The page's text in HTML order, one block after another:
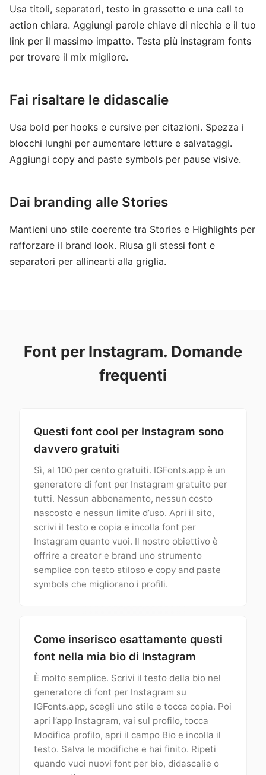
Usa titoli, separatori, testo in grassetto e una call to
action chiara. Aggiungi parole chiave di nicchia e il tuo
link per il massimo impatto. Testa più instagram fonts
per trovare il mix migliore.
Fai risaltare le didascalie
Usa bold per hooks e cursive per citazioni. Spezza i
blocchi lunghi per aumentare letture e salvataggi.
Aggiungi copy and paste symbols per pause visive.
Dai branding alle Stories
Mantieni uno stile coerente tra Stories e Highlights per
rafforzare il brand look. Riusa gli stessi font e
separatori per allinearti alla griglia.
Font per Instagram. Domande
frequenti
Questi font cool per Instagram sono
davvero gratuiti
Sì, al 100 per cento gratuiti. IGFonts.app è un
generatore di font per Instagram gratuito per
tutti. Nessun abbonamento, nessun costo
nascosto e nessun limite d’uso. Apri il sito,
scrivi il testo e copia e incolla font per
Instagram quanto vuoi. Il nostro obiettivo è
offrire a creator e brand uno strumento
semplice con testo stiloso e copy and paste
symbols che migliorano i profili.
Come inserisco esattamente questi
font nella mia bio di Instagram
È molto semplice. Scrivi il testo della bio nel
generatore di font per Instagram su
IGFonts.app, scegli uno stile e tocca copia. Poi
apri l’app Instagram, vai sul profilo, tocca
Modifica profilo, apri il campo Bio e incolla il
testo. Salva le modifiche e hai finito. Ripeti
quando vuoi nuovi font per bio, didascalie o